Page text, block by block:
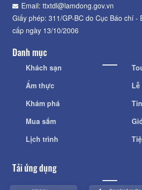
Email: ttxtdl@lamdong.gov.vn
Giấy phép: 311/GP-BC do Cục Báo chí -
cấp ngày 13/10/2006
Danh mục
Khách sạn
Ẩm thực
Khám phá
Mua sắm
Lịch trình
Tải ứng dụng